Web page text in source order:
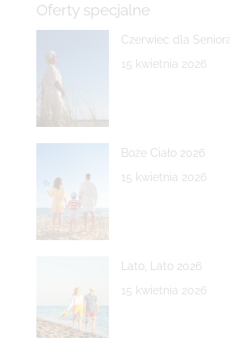
Oferty specjalne
Czerwiec dla
15 kwietnia 2026
Boże Ciało 2026
15 kwietnia 2026
Lato, Lato 2026
15 kwietnia 2026